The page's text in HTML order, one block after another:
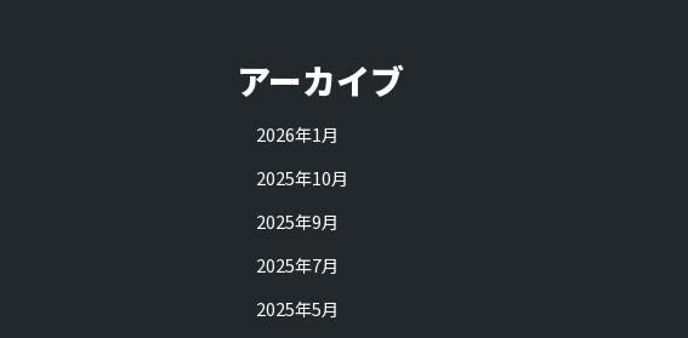
アーカイブ
2026年1月
2025年10月
2025年9月
2025年7月
2025年5月